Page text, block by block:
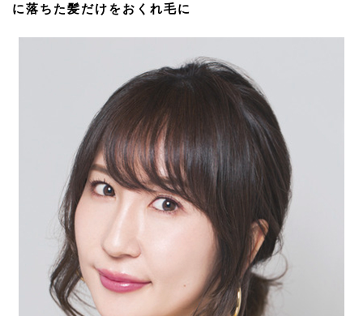
に落ちた髪だけをおくれ毛に